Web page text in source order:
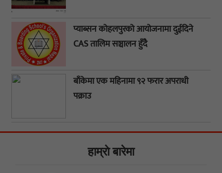
प्याब्सन कोहलपुरको आयोजनामा दुईदिने
CAS तालिम सञ्चालन हुँदै
बाँकेमा एक महिनामा ९२ फरार अपराधी
पक्राउ
हाम्राे बारेमा